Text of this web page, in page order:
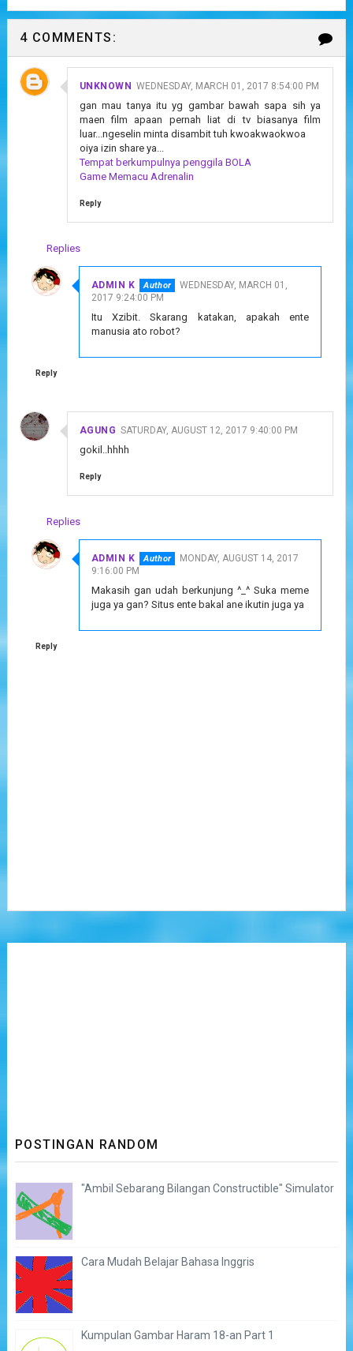
4 COMMENTS:
UNKNOWN WEDNESDAY, MARCH 01, 2017 8:54:00 PM
gan mau tanya itu yg gambar bawah sapa sih ya
maen film apaan pernah liat di tv biasanya film
luar...ngeselin minta disambit tuh kwoakwaokwoa
oiya izin share ya...
Tempat berkumpulnya penggila BOLA
Game Memacu Adrenalin
Reply
Replies
ADMIN K
WEDNESDAY, MARCH 01,
2017 9:24:00 PM
Itu Xzibit. Skarang katakan, apakah ente
manusia ato robot?
Reply
AGUNG SATURDAY, AUGUST 12, 2017 9:40:00 PM
gokil..hhhh
Reply
Replies
ADMIN K
MONDAY, AUGUST 14, 2017
9:16:00 PM
Makasih gan udah berkunjung ^_^ Suka meme
juga ya gan? Situs ente bakal ane ikutin juga ya
Reply
POSTINGAN RANDOM
"Ambil Sebarang Bilangan Constructible" Simulator
Cara Mudah Belajar Bahasa Inggris
Kumpulan Gambar Haram 18-an Part 1